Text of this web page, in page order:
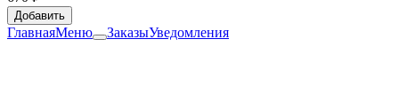
Добавить
ГлавнаяМеню ЗаказыУведомления